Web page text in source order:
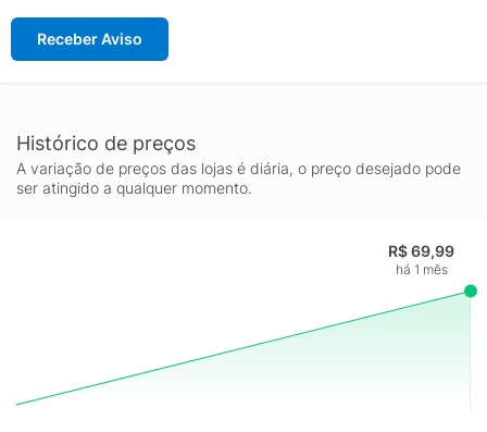
Receber Aviso
Histórico de preços
A variação de preços das lojas é diária, o preço desejado pode
ser atingido a qualquer momento.
R$ 69,99
há 1 mês